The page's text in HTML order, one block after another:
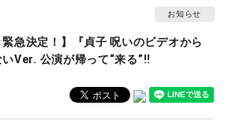
お知らせ
緊急決定！】『貞子 呪いのビデオから
Ver. 公演が帰って“来る”!!